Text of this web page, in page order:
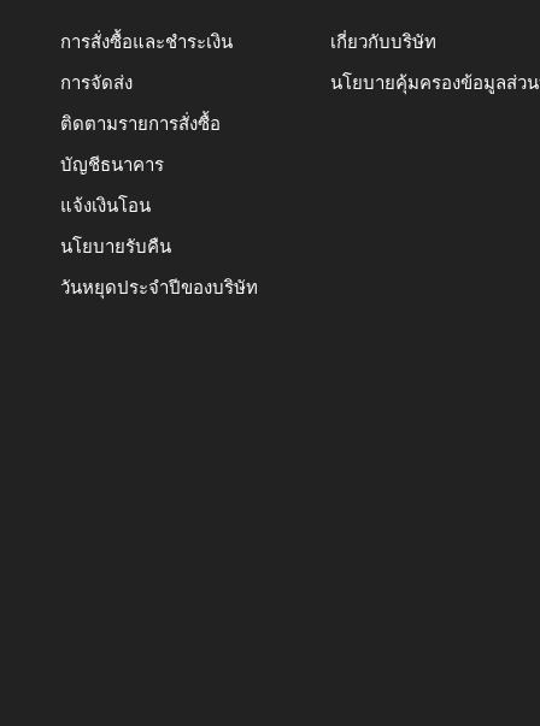
การสั่งซื้อและชำระเงิน
การจัดส่ง
ติดตามรายการสั่งซื้อ
บัญชีธนาคาร
แจ้งเงินโอน
นโยบายรับคืน
วันหยุดประจำปีของบริษัท
เกี่ยวกับบริษัท
นโยบายคุ้มครองข้อมูลส่ว